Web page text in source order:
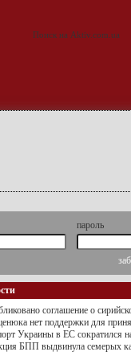
пароль
соглашение о
нет поддержки для
Украины в ЕС сократился
БПП выдвинула семерых